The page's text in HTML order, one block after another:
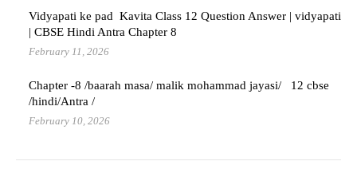
Vidyapati ke pad Kavita Class 12 Question Answer | vidyapati
| CBSE Hindi Antra Chapter 8
February 11, 2026
Chapter -8 /baarah masa/ malik mohammad jayasi/ 12 cbse
/hindi/Antra /
February 10, 2026